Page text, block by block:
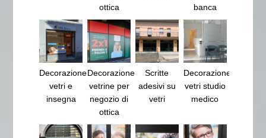
ottica
banca
Decorazione
vetri e
insegna
Decorazione
vetrine per
negozio di
ottica
Scritte
adesivi su
vetri
Decorazione
vetri studio
medico